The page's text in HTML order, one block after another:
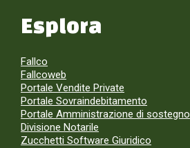
Esplora
Fallco
Fallcoweb
Portale Vendite Private
Portale Sovraindebitamento
Portale Amministrazione di sostegno
Divisione Notarile
Zucchetti Software Giuridico